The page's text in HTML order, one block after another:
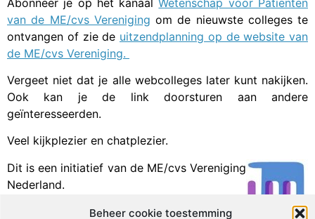
Beheer cookie toestemming
van de ME/cvs Vereniging om de nieuwste colleges te
ontvangen of zie de uitzendplanning op de website van
de ME/cvs Vereniging.
Vergeet niet dat je alle webcolleges later kunt nakijken.
Ook kan je de link doorsturen aan andere
geïnteresseerden.
Veel kijkplezier en chatplezier.
Dit is een initiatief van de ME/cvs Vereniging
Nederland.